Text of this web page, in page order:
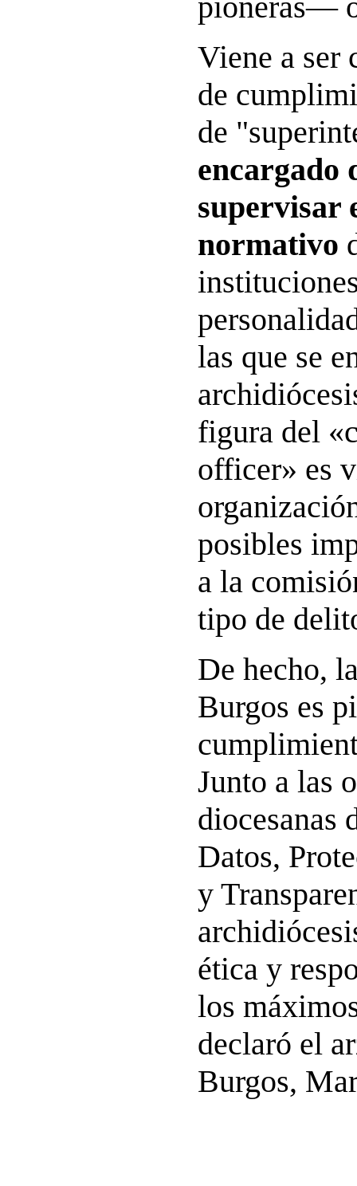
Viene a ser
de
de
encargado
supervisar
normativo
las que se
figura del
officer» es
posibles
a la
tipo de
De hecho,
Burgos es
Junto a las
diocesanas
Datos,
y
ética y
los
declaró el
Burgos,